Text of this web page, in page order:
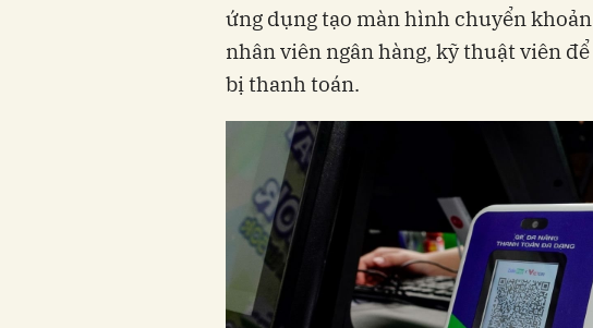
ứng dụng tạo màn hình chuyển
nhân viên ngân hàng, kỹ thuật viên
bị thanh toán.